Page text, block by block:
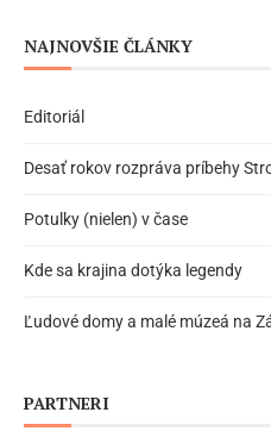
NAJNOVŠIE ČLÁNKY
Editoriál
Desať rokov rozpráva príbehy
Potulky (nielen) v čase
Kde sa krajina dotýka legendy
Ľudové domy a malé múzeá na
PARTNERI